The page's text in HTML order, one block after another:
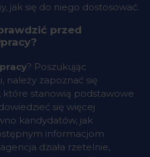
jak się do niego dostosować.
przed
? Poszukując
należy zapoznać się
które stanowią podstawowe
się więcej
kandydatów, jak
informacjom
działa rzetelnie,